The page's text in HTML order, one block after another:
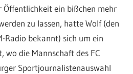
Öffentlichkeit ein bißchen mehr
zu lassen, hatte Wolf (den
Radio bekannt) sich um ein
wo die Mannschaft des FC
Sportjournalistenauswahl